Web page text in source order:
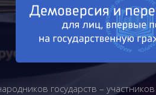
государств –